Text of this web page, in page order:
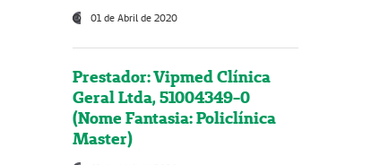
01 de Abril de 2020
Prestador: Vipmed Clínica
Geral Ltda, 51004349-0
(Nome Fantasia: Policlínica
Master)